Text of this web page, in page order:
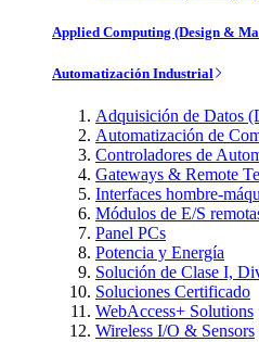
Applied Computing (Design &
Automatización Industrial
Adquisición de Datos
Automatización de
Controladores de
Gateways & Remote
Interfaces hombre-
Módulos de E/S
Panel PCs
Potencia y Energía
Solución de Clase I,
Soluciones Certificado
WebAccess+ Solutions
Wireless I/O & Sensors